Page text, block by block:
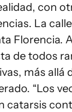
con
La
Florencia.
de todos
más allá
“Los
catarsis